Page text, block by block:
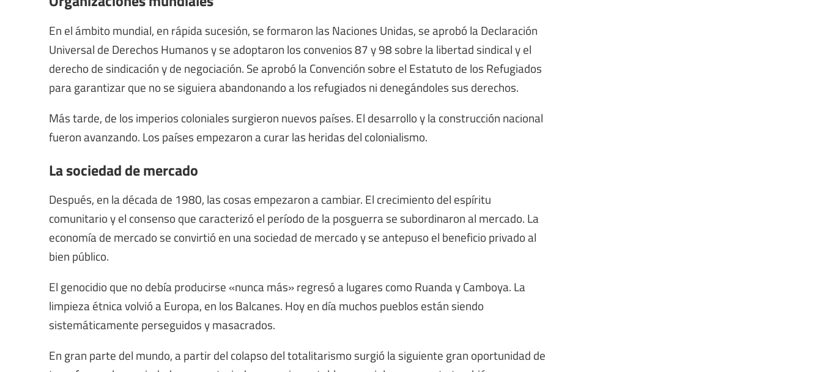
En el ámbito mundial, en rápida sucesión, se formaron las Naciones Unidas, se aprobó la Declaración
Universal de Derechos Humanos y se adoptaron los convenios 87 y 98 sobre la libertad sindical y el
derecho de sindicación y de negociación. Se aprobó la Convención sobre el Estatuto de los Refugiados
para garantizar que no se siguiera abandonando a los refugiados ni denegándoles sus derechos.
Más tarde, de los imperios coloniales surgieron nuevos países. El desarrollo y la construcción nacional
fueron avanzando. Los países empezaron a curar las heridas del colonialismo.
La sociedad de mercado
Después, en la década de 1980, las cosas empezaron a cambiar. El crecimiento del espíritu
comunitario y el consenso que caracterizó el período de la posguerra se subordinaron al mercado. La
economía de mercado se convirtió en una sociedad de mercado y se antepuso el beneficio privado al
bien público.
El genocidio que no debía producirse «nunca más» regresó a lugares como Ruanda y Camboya. La
limpieza étnica volvió a Europa, en los Balcanes. Hoy en día muchos pueblos están siendo
sistemáticamente perseguidos y masacrados.
En gran parte del mundo, a partir del colapso del totalitarismo surgió la siguiente gran oportunidad de